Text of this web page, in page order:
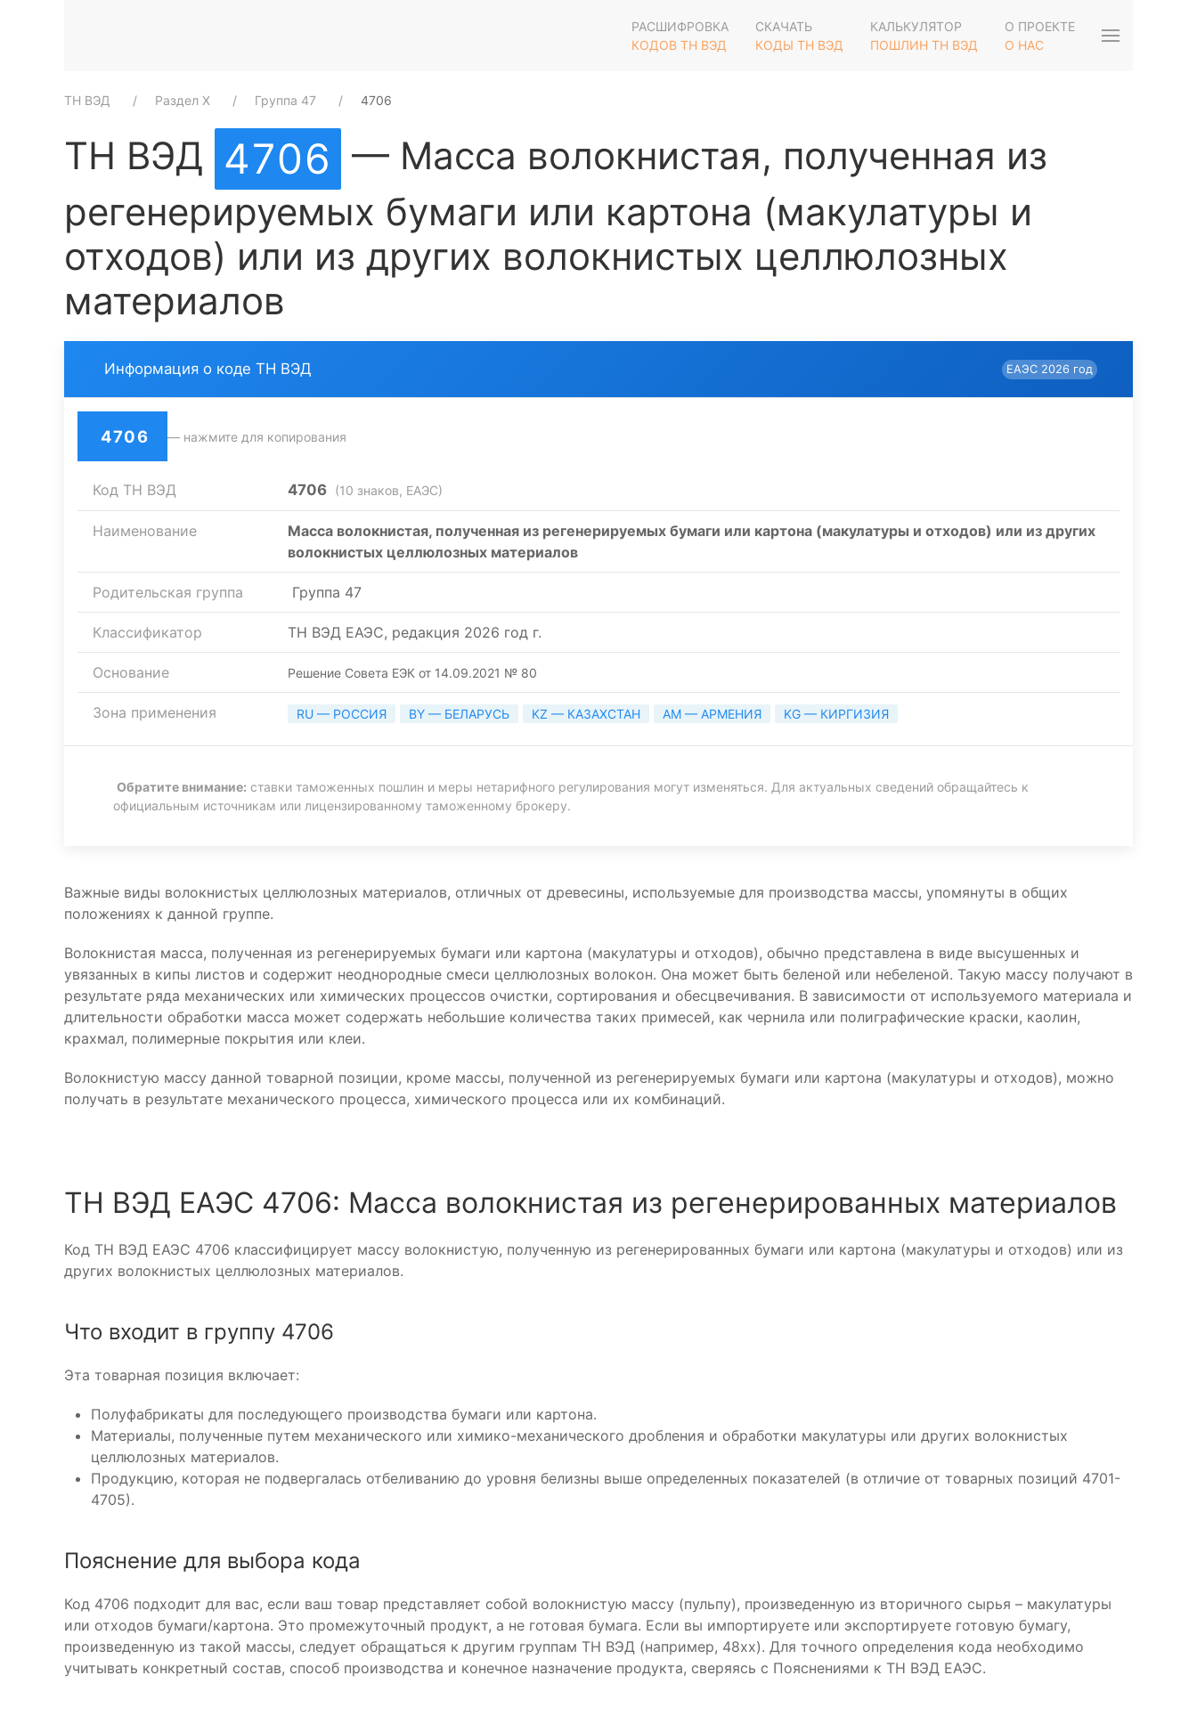
РАСШИФРОВКА
КОДОВ ТН ВЭД
СКАЧАТЬ
КОДЫ ТН ВЭД
КАЛЬКУЛЯТОР
ПОШЛИН ТН ВЭД
О ПРОЕКТЕ
О НАС
ТН ВЭД Раздел X Группа 47 4706
ТН ВЭД 4706 — Масса волокнистая, полученная из
регенерируемых бумаги или картона (макулатуры и
отходов) или из других волокнистых целлюлозных
материалов
Информация о коде ТН ВЭД ЕАЭС 2026 год
4706 — нажмите для копирования
Код ТН ВЭД 4706 (10 знаков, ЕАЭС)
Наименование
Масса волокнистая, полученная из регенерируемых бумаги или картона (макулатуры и отходов) или из других
волокнистых целлюлозных материалов
Родительская группа Группа 47
Классификатор ТН ВЭД ЕАЭС, редакция 2026 год г.
Основание Решение Совета ЕЭК от 14.09.2021 № 80
Зона применения RU — РОССИЯ BY — БЕЛАРУСЬ KZ — КАЗАХСТАН AM — АРМЕНИЯ KG — КИРГИЗИЯ
Обратите внимание: ставки таможенных пошлин и меры нетарифного регулирования могут изменяться. Для актуальных сведений обращайтесь к
официальным источникам или лицензированному таможенному брокеру.
Важные виды волокнистых целлюлозных материалов, отличных от древесины, используемые для производства массы, упомянуты в общих
положениях к данной группе.
Волокнистая масса, полученная из регенерируемых бумаги или картона (макулатуры и отходов), обычно представлена в виде высушенных и
увязанных в кипы листов и содержит неоднородные смеси целлюлозных волокон. Она может быть беленой или небеленой. Такую массу получают в
результате ряда механических или химических процессов очистки, сортирования и обесцвечивания. В зависимости от используемого материала и
длительности обработки масса может содержать небольшие количества таких примесей, как чернила или полиграфические краски, каолин,
крахмал, полимерные покрытия или клеи.
Волокнистую массу данной товарной позиции, кроме массы, полученной из регенерируемых бумаги или картона (макулатуры и отходов), можно
получать в результате механического процесса, химического процесса или их комбинаций.
ТН ВЭД ЕАЭС 4706: Масса волокнистая из регенерированных материалов
Код ТН ВЭД ЕАЭС 4706 классифицирует массу волокнистую, полученную из регенерированных бумаги или картона (макулатуры и отходов) или из
других волокнистых целлюлозных материалов.
Что входит в группу 4706
Эта товарная позиция включает:
Полуфабрикаты для последующего производства бумаги или картона.
Материалы, полученные путем механического или химико-механического дробления и обработки макулатуры или других волокнистых
целлюлозных материалов.
Продукцию, которая не подвергалась отбеливанию до уровня белизны выше определенных показателей (в отличие от товарных позиций 4701-
4705).
Пояснение для выбора кода
Код 4706 подходит для вас, если ваш товар представляет собой волокнистую массу (пульпу), произведенную из вторичного сырья – макулатуры
или отходов бумаги/картона. Это промежуточный продукт, а не готовая бумага. Если вы импортируете или экспортируете готовую бумагу,
произведенную из такой массы, следует обращаться к другим группам ТН ВЭД (например, 48xx). Для точного определения кода необходимо
учитывать конкретный состав, способ производства и конечное назначение продукта, сверяясь с Пояснениями к ТН ВЭД ЕАЭС.